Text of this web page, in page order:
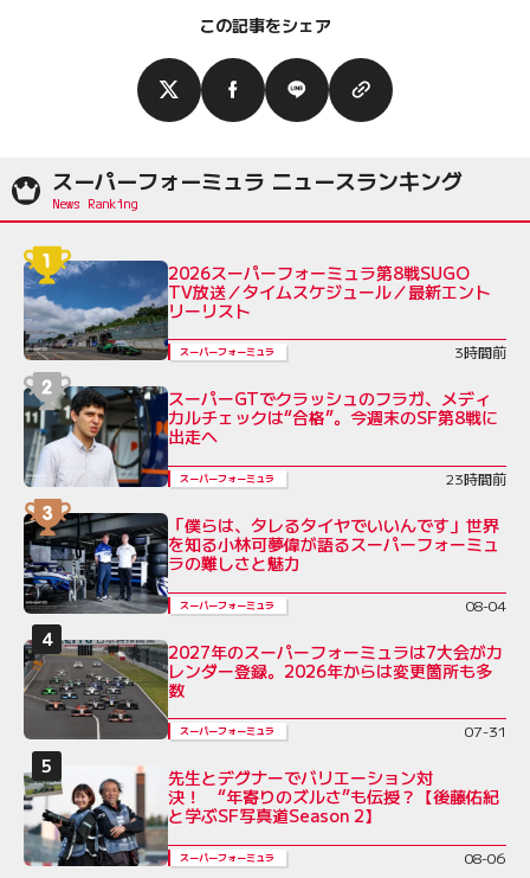
この記事をシェア
スーパーフォーミュラ ニュースランキング
2026スーパーフォーミュラ第8戦SUGO
TV放送／タイムスケジュール／最新エント
リーリスト
スーパーフォーミュラ 3時間前
スーパーGTでクラッシュのフラガ、メディ
カルチェックは“合格”。今週末のSF第8戦に
出走へ
スーパーフォーミュラ 23時間前
「僕らは、タレるタイヤでいいんです」世界
を知る小林可夢偉が語るスーパーフォーミュ
ラの難しさと魅力
スーパーフォーミュラ 08-04
2027年のスーパーフォーミュラは7大会がカ
レンダー登録。2026年からは変更箇所も多
数
スーパーフォーミュラ 07-31
先生とデグナーでバリエーション対
決！ “年寄りのズルさ”も伝授？【後藤佑紀
と学ぶSF写真道Season 2】
スーパーフォーミュラ 08-06